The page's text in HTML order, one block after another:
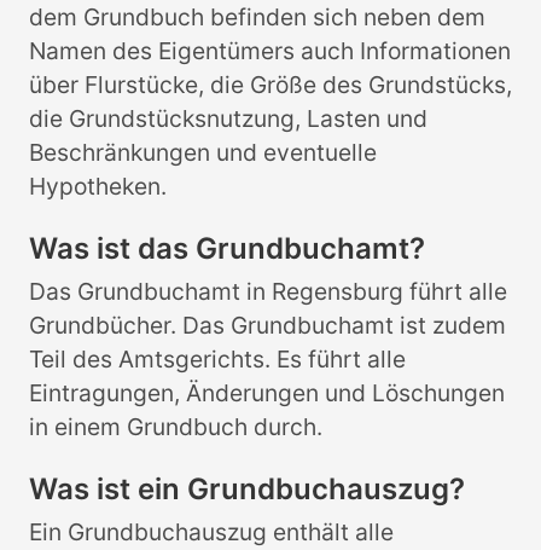
dem Grundbuch befinden sich neben dem
Namen des Eigentümers auch Informationen
über Flurstücke, die Größe des Grundstücks,
die Grundstücksnutzung, Lasten und
Beschränkungen und eventuelle
Hypotheken.
Was ist das Grundbuchamt?
Das Grundbuchamt in Regensburg führt alle
Grundbücher. Das Grundbuchamt ist zudem
Teil des Amtsgerichts. Es führt alle
Eintragungen, Änderungen und Löschungen
in einem Grundbuch durch.
Was ist ein Grundbuchauszug?
Ein Grundbuchauszug enthält alle